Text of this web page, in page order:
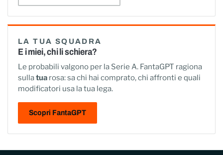
LA TUA SQUADRA
E i miei, chi li schiera?
Le probabili valgono per la Serie A. FantaGPT ragiona
sullatua rosa: sa chi hai comprato, chi affronti e quali
modificatori usa la tua lega.
Scopri FantaGPT